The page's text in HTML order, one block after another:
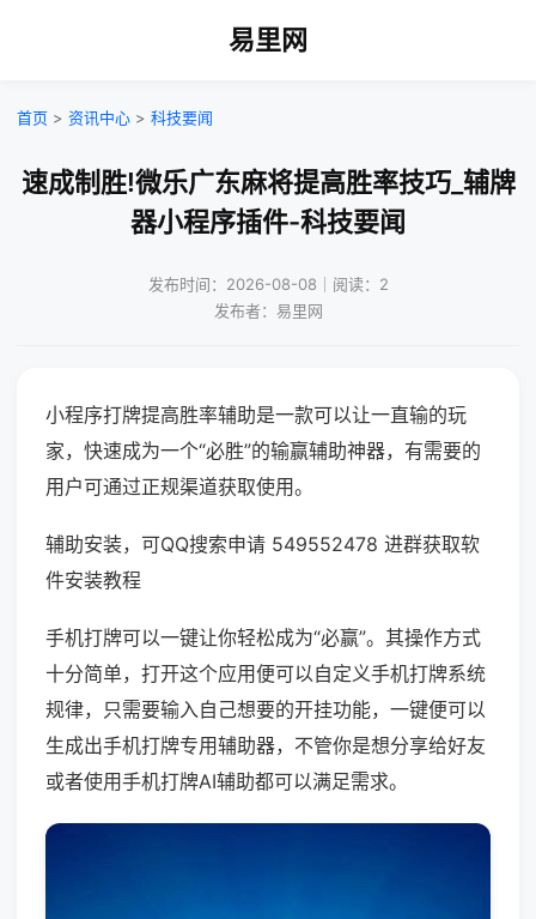
易里网
首页 > 资讯中心 > 科技要闻
速成制胜!微乐广东麻将提高胜率技巧_辅牌
器小程序插件-科技要闻
发布时间：2026-08-08｜阅读：2
发布者：易里网
小程序打牌提高胜率辅助是一款可以让一直输的玩
家，快速成为一个“必胜”的输赢辅助神器，有需要的
用户可通过正规渠道获取使用。
辅助安装，可QQ搜索申请 549552478 进群获取软
件安装教程
手机打牌可以一键让你轻松成为“必赢”。其操作方式
十分简单，打开这个应用便可以自定义手机打牌系统
规律，只需要输入自己想要的开挂功能，一键便可以
生成出手机打牌专用辅助器，不管你是想分享给好友
或者使用手机打牌AI辅助都可以满足需求。